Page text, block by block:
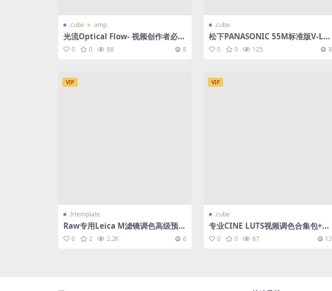
.cube .xmp
光流Optical Flow- 视频创作者必备
合集
0 0 88 8
.cube
松下PANASONIC 55M标准版V-Lo
g、V-Log L和HLG高级调整 LUTS
合集
0 0 125 8
VIP
.lrtemplate
Raw专用Leica M滤镜调色高级预设
合集
0 2 2.2K 6
VIP
.cube
专业CINE LUTS视频调色合集包+各
相机专用预校正 LUT
0 0 67 12